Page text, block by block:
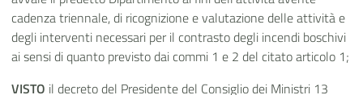
cadenza triennale, di ricognizione e valutazione delle attività e
degli interventi necessari per il contrasto degli incendi boschivi
ai sensi di quanto previsto dai commi 1 e 2 del citato articolo 1;
VISTO il decreto del Presidente del Consiglio dei Ministri 13